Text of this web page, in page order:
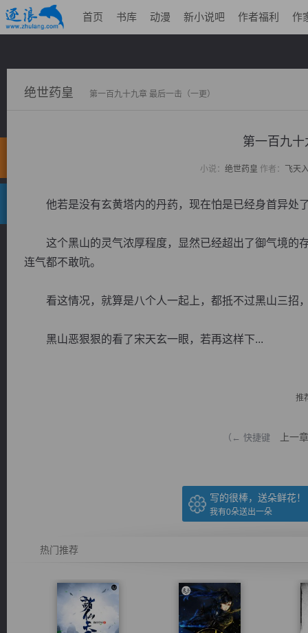
首页 书库 动漫 新小说吧 作者福利 作
绝世药皇 第一百九十九章 最后一击（一更）
第一百九
小说： 绝世药皇 作者： 飞天
他若是没有玄黄塔内的丹药，现在怕是已经身首异处
这个黑山的灵气浓厚程度，显然已经超出了御气境的
连气都不敢吭。
看这情况，就算是八个人一起上，都抵不过黑山三招
黑山恶狠狠的看了宋天玄一眼，若再这样下...
推
（← 快捷键 上一章
写的很棒，送朵鲜花！
我有0朵送出一朵
热门推荐